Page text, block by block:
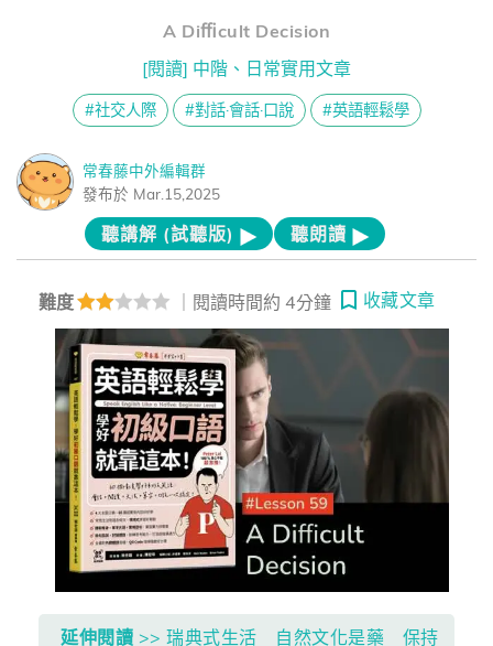
A Diﬃcult Decision
[閱讀] 中階、日常實用文章
#社交人際 #對話·會話·口說 #英語輕鬆學
常春藤中外編輯群
發布於 Mar.15,2025
聽講解 (試聽版) 聽朗讀
難度 ｜閱讀時間約 4分鐘 收藏文章
延伸閱讀 >> 瑞典式生活 自然文化是藥 保持